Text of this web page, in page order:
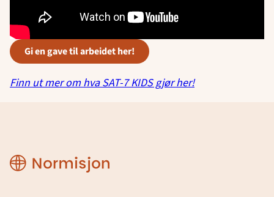
gi en gave til arbeidet her!
Finn ut mer om hva SAT-7 KIDS gjør her!
Normisjon